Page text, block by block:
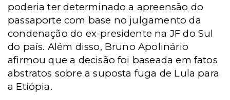
poderia ter determinado a apreensão do
passaporte com base no julgamento da
condenação do ex-presidente na JF do Sul
do país. Além disso, Bruno Apolinário
afirmou que a decisão foi baseada em fatos
abstratos sobre a suposta fuga de Lula para
a Etiópia.